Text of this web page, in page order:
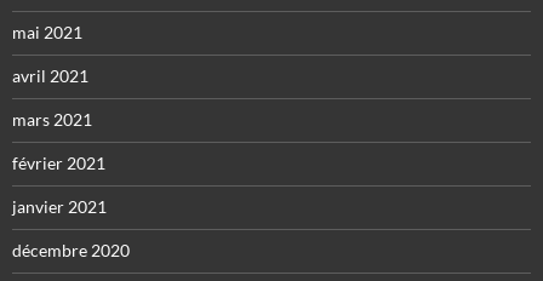
mai 2021
avril 2021
mars 2021
février 2021
janvier 2021
décembre 2020